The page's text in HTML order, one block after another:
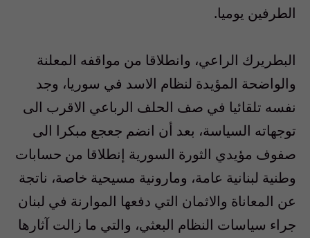
الطرفين يوميا.
البطريرك الراعي، وانطلاقا من مواقفه المعلنة
والواضحة المؤيدة لنظام الاسد في سوريا، وجد
نفسه تلقائيا في صف الحلف الرباعي الاقرب الى
توجهاته السياسة، بعد أن انضم جعجع مبكرا الى
صفوف مؤيدي الثورة السورية إنطلاقا من حسابات
وطنية لبنانية عامة، ومارونية مسيحية خاصة، ناتجة
عن المعاناة والاثمان التي دفعها الموارنة في لبنان
جراء سياسات النظام البعثي، والتي ما زالت آثارها